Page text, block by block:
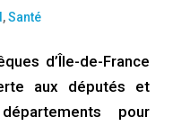
,Santé
d’Île-de-France
aux députés et
pour